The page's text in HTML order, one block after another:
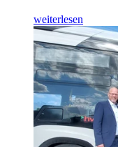
weiterlesen